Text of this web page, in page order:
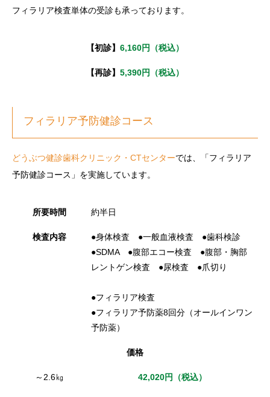
フィラリア検査単体の受診も承っております。
【初診】 6,160円（税込）
【再診】 5,390円（税込）
フィラリア予防健診コース
どうぶつ健診歯科クリニック・CTセンターでは、「フィラリア
予防健診コース」を実施しています。
所要時間 約半日
検査内容
●身体検査 ●一般血液検査 ●歯科検診
●SDMA ●腹部エコー検査 ●腹部・胸部
レントゲン検査 ●尿検査 ●爪切り
●フィラリア検査
●フィラリア予防薬8回分（オールインワン
予防薬）
価格
～2.6㎏ 42,020円（税込）